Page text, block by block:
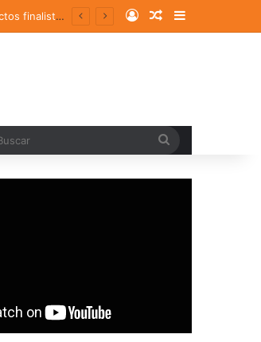
Log InRandom Article
Sidebar